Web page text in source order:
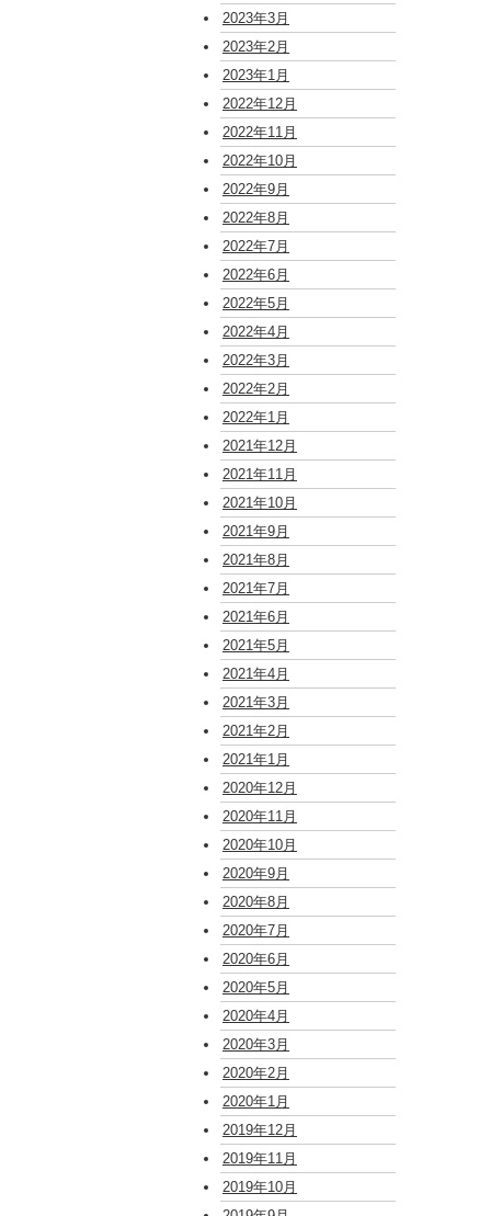
2023年3月
2023年2月
2023年1月
2022年12月
2022年11月
2022年10月
2022年9月
2022年8月
2022年7月
2022年6月
2022年5月
2022年4月
2022年3月
2022年2月
2022年1月
2021年12月
2021年11月
2021年10月
2021年9月
2021年8月
2021年7月
2021年6月
2021年5月
2021年4月
2021年3月
2021年2月
2021年1月
2020年12月
2020年11月
2020年10月
2020年9月
2020年8月
2020年7月
2020年6月
2020年5月
2020年4月
2020年3月
2020年2月
2020年1月
2019年12月
2019年11月
2019年10月